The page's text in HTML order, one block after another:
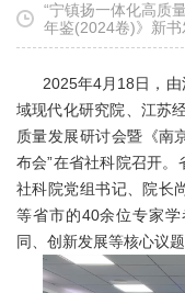
“宁镇扬一体化高质
年鉴(2024卷)》新
2025年4月18日，
域现代化研究院、江苏
质量发展研讨会暨《南
布会”在省社科院召开
社科院党组书记、院长
等省市的40余位专家
同、创新发展等核心议